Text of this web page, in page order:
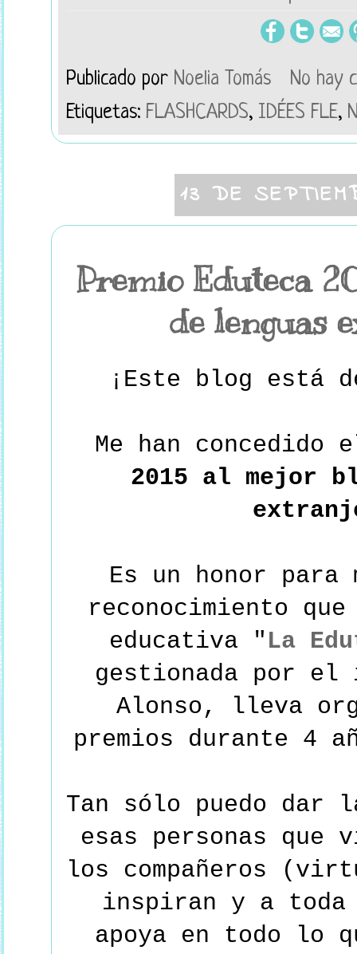
Publicado por Noelia Tomás
No hay
Etiquetas: FLASHCARDS, IDÉES FLE,
13 DE
Premio Eduteca
de lenguas
¡Este blog está
Me han concedido
2015 al mejor
Es un honor
reconocimiento
educativa " La
gestionada por el
Alonso, lleva
premios durante 4
Tan sólo puedo dar
esas personas
los compañeros
inspiran y a toda
apoya en todo lo